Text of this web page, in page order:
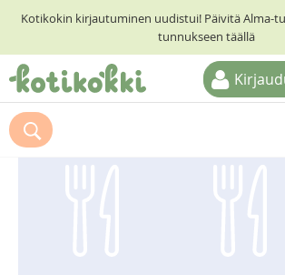
Kotikokin kirjautuminen uudistui! Päivitä Alma-
tunnukseen täällä
ETUSIVU
RESEPTIHAKU
Suosittelemme myös